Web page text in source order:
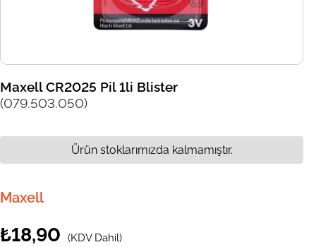
Maxell CR2025 Pil 1li Blister
(079.503.050)
Maxell
₺18,90 (KDV Dahil)
Ürün stoklarımızda kalmamıştır.